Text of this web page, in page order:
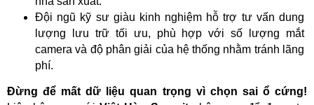
Đội ngũ kỹ sư giàu kinh nghiệm hỗ trợ tư vấn dung
lượng lưu trữ tối ưu, phù hợp với số lượng mắt
camera và độ phân giải của hệ thống nhằm tránh lãng
phí.
Đừng để mất dữ liệu quan trọng vì chọn sai ổ cứng!